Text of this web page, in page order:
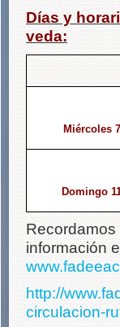
Días y
veda:
Miércoles
Domingo
información
http://
circulacion-